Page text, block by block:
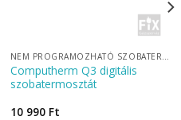
NEM PROGRAMOZHATÓ SZOBATERMOSZTÁTOK
Computherm Q3 digitális
szobatermosztát
10 990 Ft